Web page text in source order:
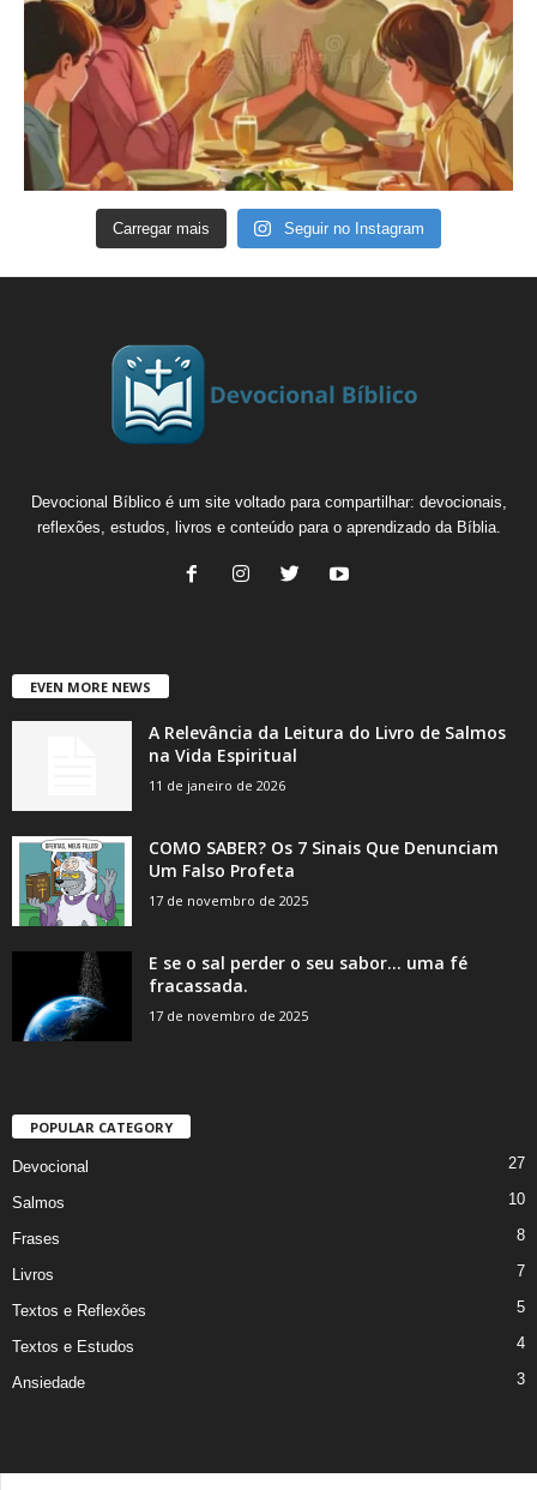
Carregar mais Seguir no Instagram
Devocional Bíblico é um site voltado para compartilhar: devocionais,
reflexões, estudos, livros e conteúdo para o aprendizado da Bíblia.
EVEN MORE NEWS
A Relevância da Leitura do Livro de Salmos
na Vida Espiritual
11 de janeiro de 2026
COMO SABER? Os 7 Sinais Que Denunciam
Um Falso Profeta
17 de novembro de 2025
E se o sal perder o seu sabor… uma fé
fracassada.
17 de novembro de 2025
POPULAR CATEGORY
Devocional 27
Salmos 10
Frases 8
Livros 7
Textos e Reflexões 5
Textos e Estudos 4
Ansiedade 3